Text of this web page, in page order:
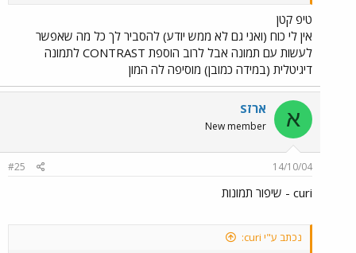
טיפ קטן
אין לי כוח (ואני גם לא ממש יודע) להסביר לך כל מה שאפשר
לעשות עם תמונה אבל לרוב הוספת CONTRAST לתמונה
דיגיטלית (במידה כמובן) מוסיפה לה המון
א ארזS
New member
14/10/04
#25
curi - שיפור תמונות
נכתב ע"י curi: